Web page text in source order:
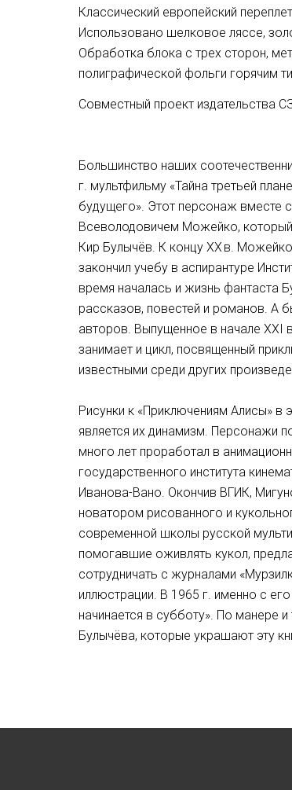
Классический европейский
Использовано шелковое ляссе,
Обработка блока с трех сторон,
полиграфической фольги горячим
Совместный проект издательства
Большинство наших
г. мультфильму «Тайна третьей
будущего». Этот персонаж
Всеволодовичем Можейко,
Кир Булычёв. К концу XX в.
закончил учебу в аспирантуре
время началась и жизнь фантаста
рассказов, повестей и романов. А
авторов. Выпущенное в начале XXI
занимает и цикл, посвященный
известными среди других
Рисунки к «Приключениям Алисы» в
является их динамизм. Персонажи
много лет проработал в
государственного института
Иванова-Вано. Окончив ВГИК,
новатором рисованного и
современной школы русской
помогавшие оживлять кукол,
сотрудничать с журналами
иллюстрации. В 1965 г. именно с
начинается в субботу». По манере
Булычёва, которые украшают эту